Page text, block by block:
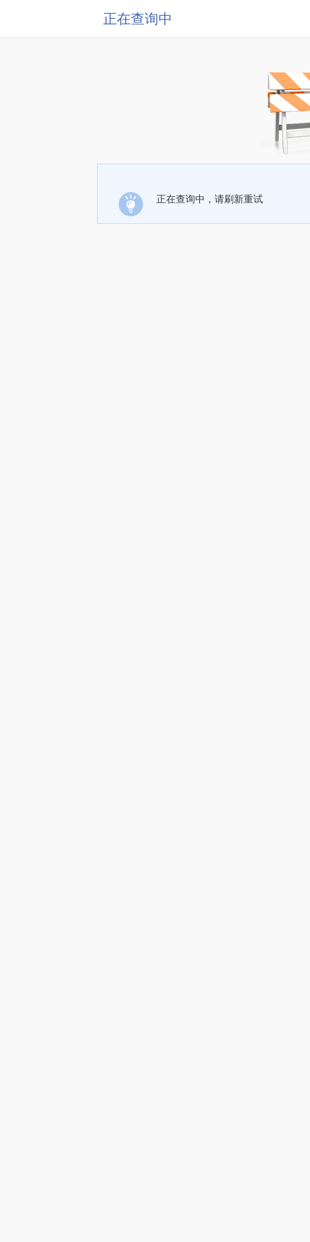
正在查询中
正在查询中，请刷新重试